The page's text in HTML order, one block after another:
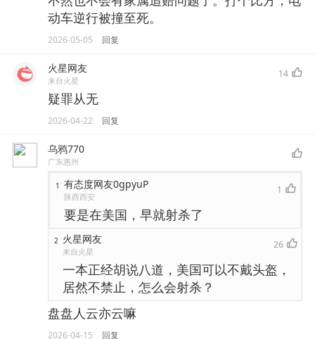
动车逆行被撞至死。
2026-05-05 回复
火星网友
来自火星
14
疑罪从无
2026-04-22 回复
乌鸦770
广东惠州
1 有态度网友0gpyuP
陕西西安
1
要是在美国，早就射杀了
2 火星网友
来自火星
26
一本正经胡说八道，美国可以不戴头盔，
居然不禁止，怎么会射杀？
盘盘人云亦云嘛
2026-04-15 回复